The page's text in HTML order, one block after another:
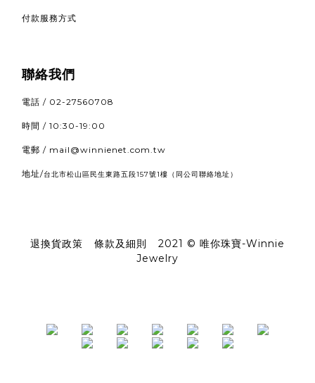
付款服務方式
聯絡我們
電話 / 02-27560708
時間 / 10:30-19:00
電郵 / mail@winnienet.com.tw
地址/台北市松山區民生東路五段157號1樓 （同公司聯絡地址）
退換貨政策 條款及細則
2021 © 唯你珠寶-Winnie
Jewelry